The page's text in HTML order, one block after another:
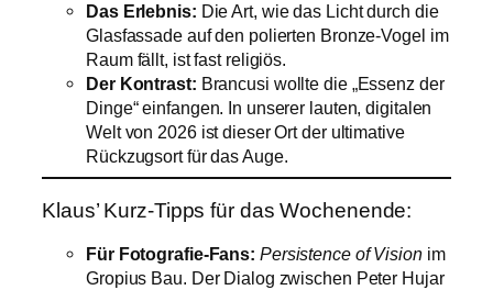
Das Erlebnis: Die Art, wie das Licht durch die
Glasfassade auf den polierten Bronze-Vogel im
Raum fällt, ist fast religiös.
Der Kontrast: Brancusi wollte die „Essenz der
Dinge“ einfangen. In unserer lauten, digitalen
Welt von 2026 ist dieser Ort der ultimative
Rückzugsort für das Auge.
Klaus’ Kurz-Tipps für das Wochenende:
Für Fotografie-Fans: Persistence of Visionim
Gropius Bau. Der Dialog zwischen Peter Hujar